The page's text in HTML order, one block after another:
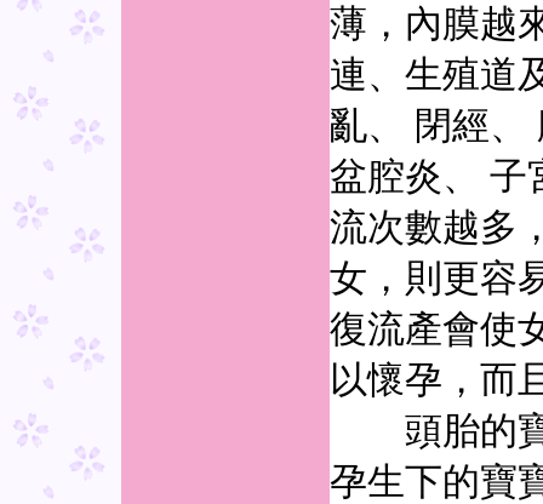
薄，內膜越
連、生殖道
亂、 閉經、
盆腔炎、 子
流次數越多
女，則更容
復流產會使
以懷孕，而
頭胎的寶
孕生下的寶